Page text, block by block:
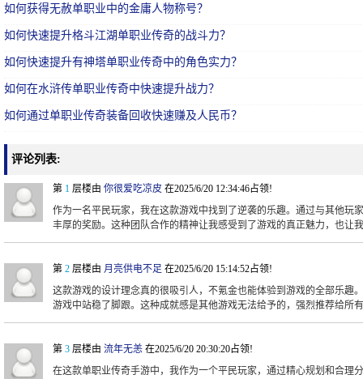
如何获得无赦单职业中的金庸人物称号？
如何快速提升格斗江湖单职业传奇的战斗力？
如何快速提升有神塔单职业传奇中的角色实力？
如何在水浒传单职业传奇中快速提升战力？
如何通过单职业传奇装备回收快速赚及人民币？
评论列表:
第 1 层楼由 你很爱吃凉皮 在2025/6/20 12:34:46占领!
作为一名平民玩家，我在这款游戏中找到了逆袭的乐趣。通过与其他玩
丰厚的奖励。这种团队合作的精神让我感受到了游戏的真正魅力，也让
第 2 层楼由 月亮供电不足 在2025/6/20 15:14:52占领!
这款游戏的设计理念真的很吸引人，不氪金也能体验到游戏的全部乐趣
游戏中站稳了脚跟。这种成就感是其他游戏无法给予的，强烈推荐给所
第 3 层楼由 流年无恙 在2025/6/20 20:30:20占领!
在这款单职业传奇手游中，我作为一个平民玩家，通过精心规划和合理